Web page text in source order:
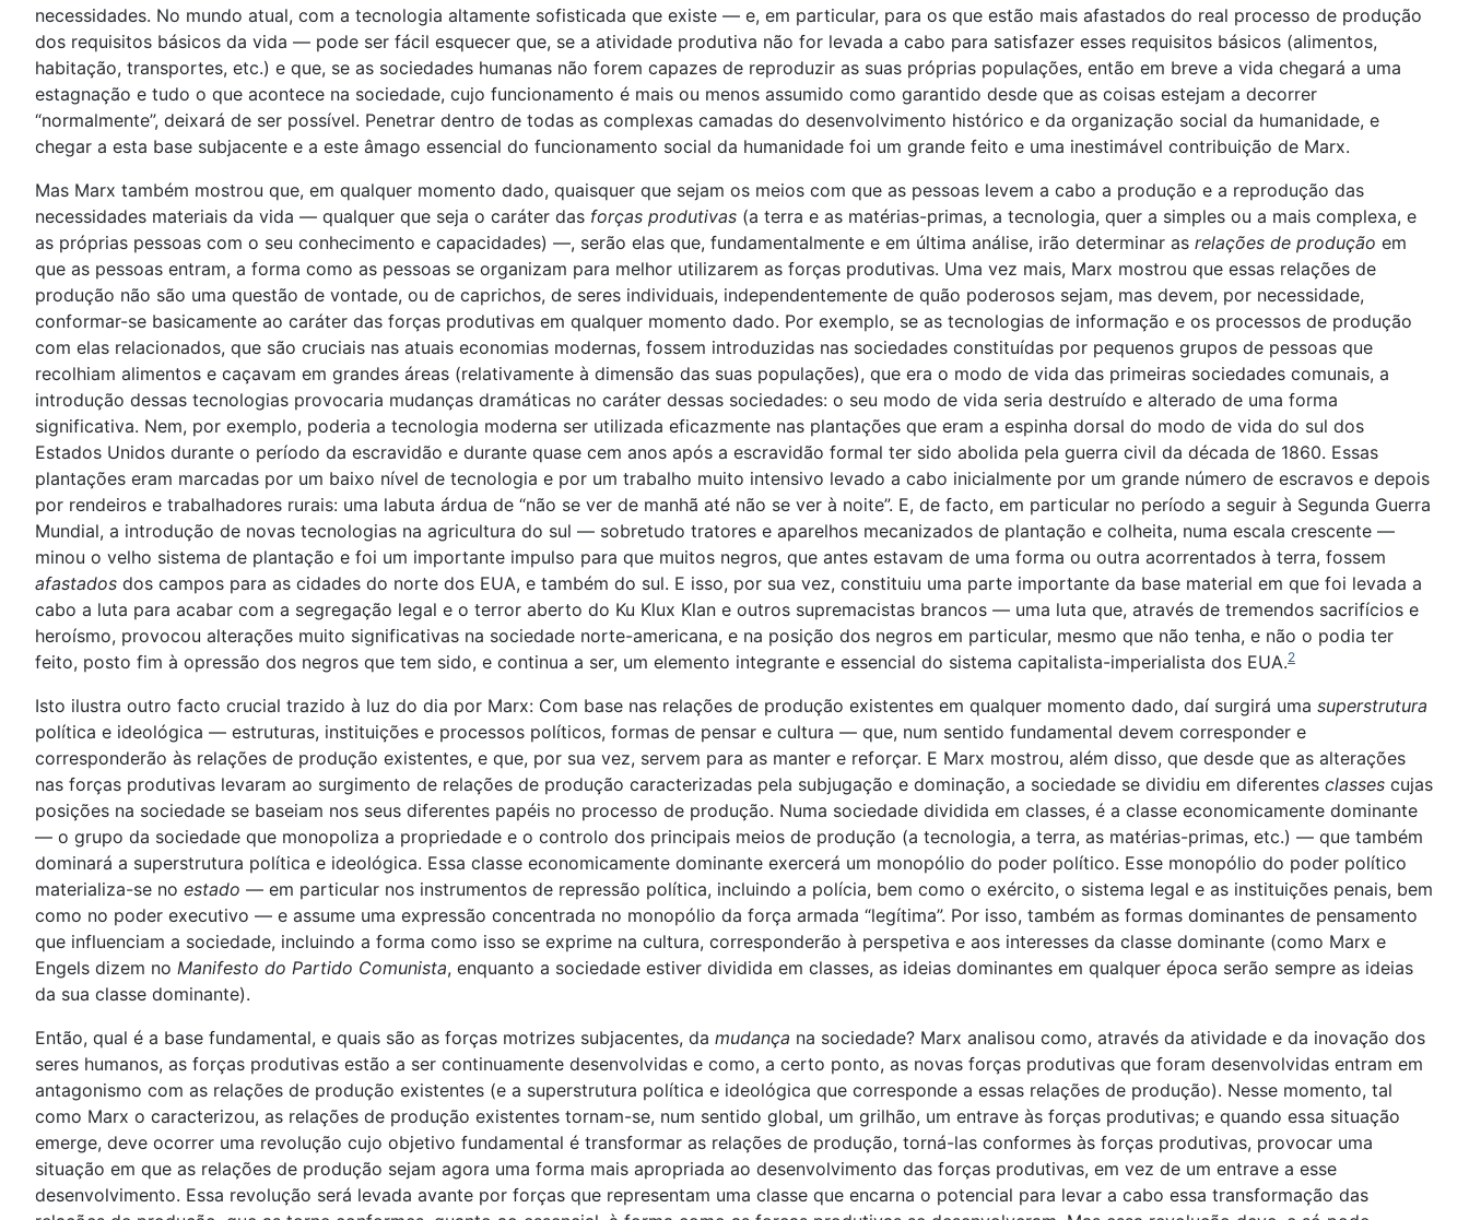
necessidades. No mundo atual, com a tecnologia altamente sofisticada que existe — e, em particular, para os que estão mais afastados do real processo de produção
dos requisitos básicos da vida — pode ser fácil esquecer que, se a atividade produtiva não for levada a cabo para satisfazer esses requisitos básicos (alimentos,
habitação, transportes, etc.) e que, se as sociedades humanas não forem capazes de reproduzir as suas próprias populações, então em breve a vida chegará a uma
estagnação e tudo o que acontece na sociedade, cujo funcionamento é mais ou menos assumido como garantido desde que as coisas estejam a decorrer
“normalmente”, deixará de ser possível. Penetrar dentro de todas as complexas camadas do desenvolvimento histórico e da organização social da humanidade, e
chegar a esta base subjacente e a este âmago essencial do funcionamento social da humanidade foi um grande feito e uma inestimável contribuição de Marx.
Mas Marx também mostrou que, em qualquer momento dado, quaisquer que sejam os meios com que as pessoas levem a cabo a produção e a reprodução das
necessidades materiais da vida — qualquer que seja o caráter das forças produtivas (a terra e as matérias-primas, a tecnologia, quer a simples ou a mais complexa, e
as próprias pessoas com o seu conhecimento e capacidades) —, serão elas que, fundamentalmente e em última análise, irão determinar as relações de produção em
que as pessoas entram, a forma como as pessoas se organizam para melhor utilizarem as forças produtivas. Uma vez mais, Marx mostrou que essas relações de
produção não são uma questão de vontade, ou de caprichos, de seres individuais, independentemente de quão poderosos sejam, mas devem, por necessidade,
conformar-se basicamente ao caráter das forças produtivas em qualquer momento dado. Por exemplo, se as tecnologias de informação e os processos de produção
com elas relacionados, que são cruciais nas atuais economias modernas, fossem introduzidas nas sociedades constituídas por pequenos grupos de pessoas que
recolhiam alimentos e caçavam em grandes áreas (relativamente à dimensão das suas populações), que era o modo de vida das primeiras sociedades comunais, a
introdução dessas tecnologias provocaria mudanças dramáticas no caráter dessas sociedades: o seu modo de vida seria destruído e alterado de uma forma
significativa. Nem, por exemplo, poderia a tecnologia moderna ser utilizada eficazmente nas plantações que eram a espinha dorsal do modo de vida do sul dos
Estados Unidos durante o período da escravidão e durante quase cem anos após a escravidão formal ter sido abolida pela guerra civil da década de 1860. Essas
plantações eram marcadas por um baixo nível de tecnologia e por um trabalho muito intensivo levado a cabo inicialmente por um grande número de escravos e depois
por rendeiros e trabalhadores rurais: uma labuta árdua de “não se ver de manhã até não se ver à noite”. E, de facto, em particular no período a seguir à Segunda Guerra
Mundial, a introdução de novas tecnologias na agricultura do sul — sobretudo tratores e aparelhos mecanizados de plantação e colheita, numa escala crescente —
minou o velho sistema de plantação e foi um importante impulso para que muitos negros, que antes estavam de uma forma ou outra acorrentados à terra, fossem
afastados dos campos para as cidades do norte dos EUA, e também do sul. E isso, por sua vez, constituiu uma parte importante da base material em que foi levada a
cabo a luta para acabar com a segregação legal e o terror aberto do Ku Klux Klan e outros supremacistas brancos — uma luta que, através de tremendos sacrifícios e
heroísmo, provocou alterações muito significativas na sociedade norte-americana, e na posição dos negros em particular, mesmo que não tenha, e não o podia ter
feito, posto fim à opressão dos negros que tem sido, e continua a ser, um elemento integrante e essencial do sistema capitalista-imperialista dos EUA.2
Isto ilustra outro facto crucial trazido à luz do dia por Marx: Com base nas relações de produção existentes em qualquer momento dado, daí surgirá uma superstrutura
política e ideológica — estruturas, instituições e processos políticos, formas de pensar e cultura — que, num sentido fundamental devem corresponder e
corresponderão às relações de produção existentes, e que, por sua vez, servem para as manter e reforçar. E Marx mostrou, além disso, que desde que as alterações
nas forças produtivas levaram ao surgimento de relações de produção caracterizadas pela subjugação e dominação, a sociedade se dividiu em diferentes classes cujas
posições na sociedade se baseiam nos seus diferentes papéis no processo de produção. Numa sociedade dividida em classes, é a classe economicamente dominante
— o grupo da sociedade que monopoliza a propriedade e o controlo dos principais meios de produção (a tecnologia, a terra, as matérias-primas, etc.) — que também
dominará a superstrutura política e ideológica. Essa classe economicamente dominante exercerá um monopólio do poder político. Esse monopólio do poder político
materializa-se no estado — em particular nos instrumentos de repressão política, incluindo a polícia, bem como o exército, o sistema legal e as instituições penais, bem
como no poder executivo — e assume uma expressão concentrada no monopólio da força armada “legítima”. Por isso, também as formas dominantes de pensamento
que influenciam a sociedade, incluindo a forma como isso se exprime na cultura, corresponderão à perspetiva e aos interesses da classe dominante (como Marx e
Engels dizem no Manifesto do Partido Comunista, enquanto a sociedade estiver dividida em classes, as ideias dominantes em qualquer época serão sempre as ideias
da sua classe dominante).
Então, qual é a base fundamental, e quais são as forças motrizes subjacentes, da mudança na sociedade? Marx analisou como, através da atividade e da inovação dos
seres humanos, as forças produtivas estão a ser continuamente desenvolvidas e como, a certo ponto, as novas forças produtivas que foram desenvolvidas entram em
antagonismo com as relações de produção existentes (e a superstrutura política e ideológica que corresponde a essas relações de produção). Nesse momento, tal
como Marx o caracterizou, as relações de produção existentes tornam-se, num sentido global, um grilhão, um entrave às forças produtivas; e quando essa situação
emerge, deve ocorrer uma revolução cujo objetivo fundamental é transformar as relações de produção, torná-las conformes às forças produtivas, provocar uma
situação em que as relações de produção sejam agora uma forma mais apropriada ao desenvolvimento das forças produtivas, em vez de um entrave a esse
desenvolvimento. Essa revolução será levada avante por forças que representam uma classe que encarna o potencial para levar a cabo essa transformação das